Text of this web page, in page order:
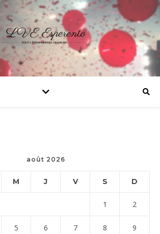
août 2026
M J V S D
1 2
5 6 7 8 9